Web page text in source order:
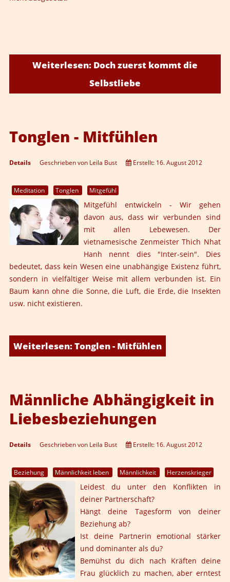
Weiterlesen: Doch zuerst kommt die
Selbstliebe
Tonglen - Mitfühlen
Details Geschrieben von Leila Bust Erstellt: 16. August 2012
Meditation Tonglen Mitgefühl
Mitgefühl entwickeln - Wir gehen
davon aus, dass wir verbunden sind
mit allen Lebewesen. Der
vietnamesische Zenmeister Thich Nhat
Hanh nennt dies "Inter-sein". Dies
bedeutet, dass kein Wesen eine unabhängige Existenz führt,
sondern in vielfältiger Weise mit allem verbunden ist. Ein
Baum kann ohne die Sonne, die Luft, die Erde, die Insekten
usw. nicht existieren.
Weiterlesen: Tonglen - Mitfühlen
Männliche Abhängigkeit in
Liebesbeziehungen
Details Geschrieben von Leila Bust Erstellt: 16. August 2012
Beziehung Männlichkeit leben Männlichkeit Herzenskrieger
Leidest du unter den Konflikten in
deiner Partnerschaft?
Hängt deine Tagesform von deiner
Beziehung ab?
Ist deine Partnerin emotional stärker
und dominanter als du?
Bemühst du dich nach Kräften deine
Frau glücklich zu machen, aber erntest